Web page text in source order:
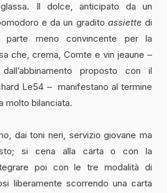
Il dolce, anticipato da un
e da un gradito assiette di
parte meno convincente per la
che, crema, Comte e vin jeaune –
proposto con il
Le54 – manifestano al termine
molto bilanciata.
dai toni neri, servizio giovane ma
si cena alla carta o con la
poi con le tre modalità di
liberamente scorrendo una carta